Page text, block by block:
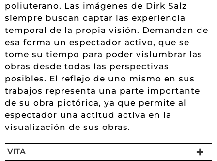
poliuterano. Las imágenes de Dirk Salz
siempre buscan captar las experiencia
temporal de la propia visión. Demandan de
esa forma un espectador activo, que se
tome su tiempo para poder vislumbrar las
obras desde todas las perspectivas
posibles. El reflejo de uno mismo en sus
trabajos representa una parte importante
de su obra pictórica, ya que permite al
espectador una actitud activa en la
visualización de sus obras.
VITA